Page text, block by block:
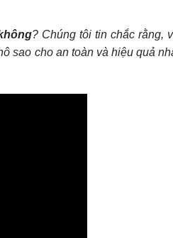
? Chúng tôi tin chắc rằng,
sao cho an toàn và hiệu quả